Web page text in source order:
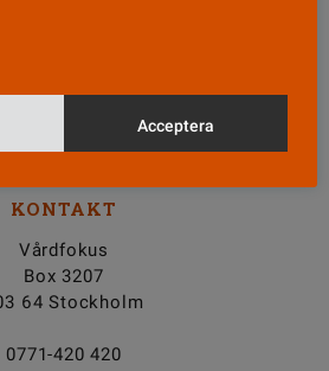
KONTAKT
Vårdfokus
Box 3207
64 Stockholm
0771-420 420
Acceptera